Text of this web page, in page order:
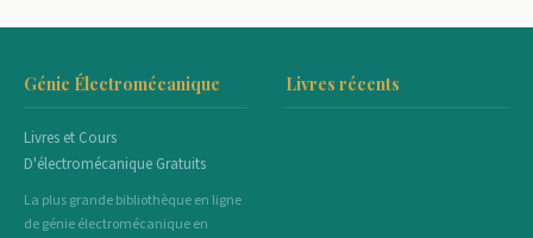
Génie Électromécanique
Livres et Cours
D'électromécanique Gratuits
La plus grande bibliothèque en ligne
de génie électromécanique en
Livres récents